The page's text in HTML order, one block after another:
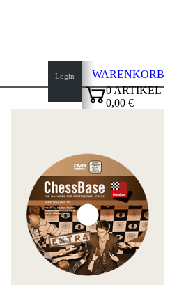
Login
WARENKORB
0ARTIKEL
0,00 €
Seitenanfang
Eröffnungen
Impressum
AGB
Datenschutz
über
uns
FAQ
Lizenzen
Barrierefreiheit